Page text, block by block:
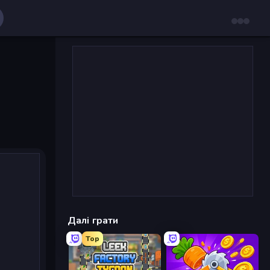
Далі грати
Top